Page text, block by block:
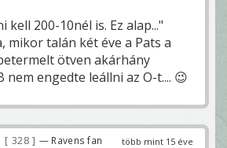
kell 200-10nél is. Ez alap..."
mikor talán két éve a Pats a
ötven akárhány
engedte leállni az O-t.... 😉
több mint 15 éve
328 — Ravens fan